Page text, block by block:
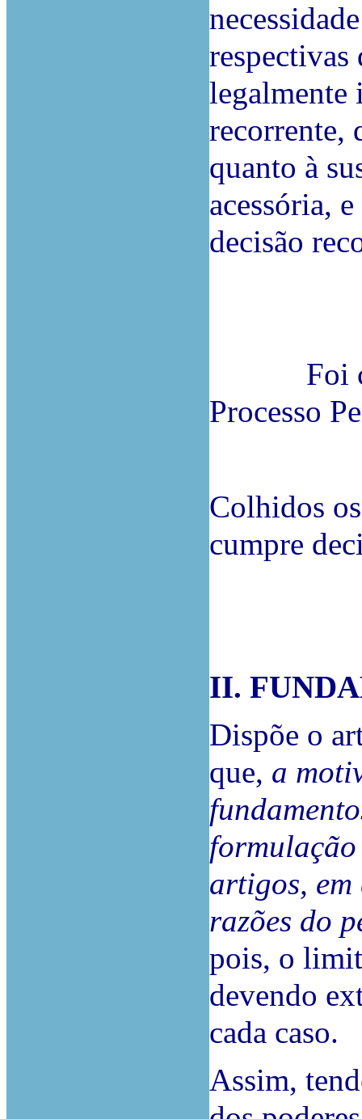
respectivas
legalmente
recorrente,
quanto à
acessória,
decisão
Foi
Processo
Colhidos
cumpre
II.
Dispõe o
que, a
formulação
artigos, em
razões do
pois, o
devendo
cada caso.
Assim,